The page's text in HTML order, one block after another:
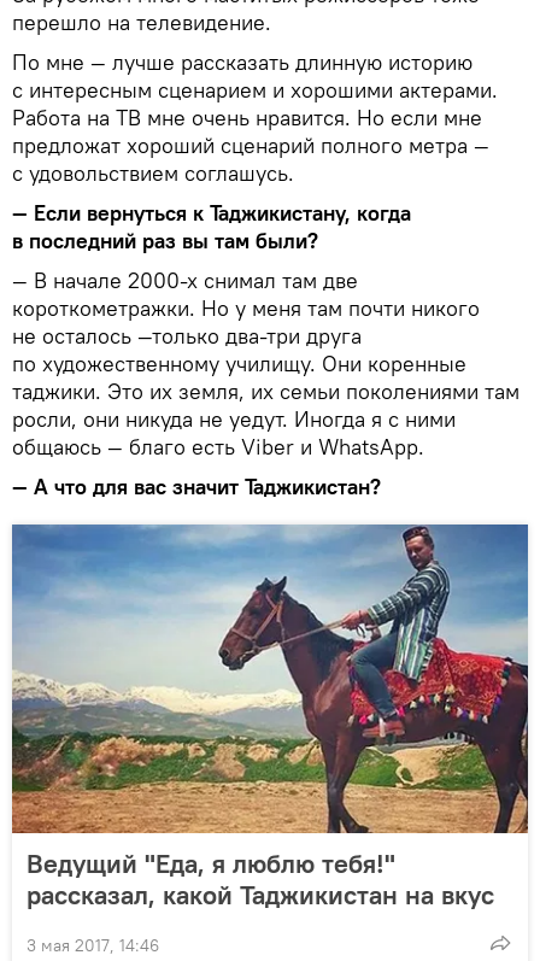
перешло на телевидение.
По мне — лучше рассказать длинную историю
с интересным сценарием и хорошими актерами.
Работа на ТВ мне очень нравится. Но если мне
предложат хороший сценарий полного метра —
с удовольствием соглашусь.
— Если вернуться к Таджикистану, когда
в последний раз вы там были?
— В начале 2000-х снимал там две
короткометражки. Но у меня там почти никого
не осталось —только два-три друга
по художественному училищу. Они коренные
таджики. Это их земля, их семьи поколениями там
росли, они никуда не уедут. Иногда я с ними
общаюсь — благо есть Viber и WhatsApp.
— А что для вас значит Таджикистан?
Ведущий "Еда, я люблю тебя!"
рассказал, какой Таджикистан на вкус
3 мая 2017, 14:46